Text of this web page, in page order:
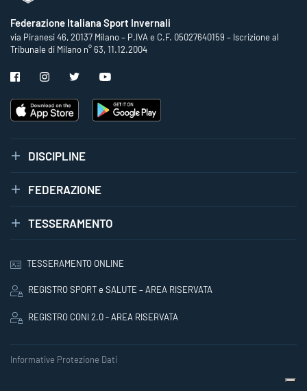
Federazione Italiana Sport Invernali
via Piranesi 46, 20137 Milano – P.IVA e C.F. 05027640159 – Iscrizione al
Tribunale di Milano n° 63, 11.12.2004
DISCIPLINE
FEDERAZIONE
TESSERAMENTO
TESSERAMENTO ONLINE
REGISTRO SPORT e SALUTE – AREA RISERVATA
REGISTRO CONI 2.0 - AREA RISERVATA
Informative Protezione Dati